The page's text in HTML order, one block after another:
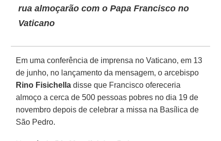
rua almoçarão com o Papa Francisco no
Vaticano
Em uma conferência de imprensa no Vaticano, em 13
de junho, no lançamento da mensagem, o arcebispo
Rino Fisichella disse que Francisco ofereceria
almoço a cerca de 500 pessoas pobres no dia 19 de
novembro depois de celebrar a missa na Basílica de
São Pedro.